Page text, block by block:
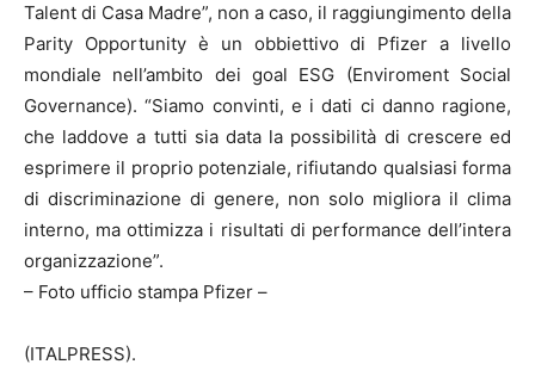
Talent di Casa Madre”, non a caso, il raggiungimento della
Parity Opportunity è un obbiettivo di Pfizer a livello
mondiale nell’ambito dei goal ESG (Enviroment Social
Governance). “Siamo convinti, e i dati ci danno ragione,
che laddove a tutti sia data la possibilità di crescere ed
esprimere il proprio potenziale, rifiutando qualsiasi forma
di discriminazione di genere, non solo migliora il clima
interno, ma ottimizza i risultati di performance dell’intera
organizzazione”.
– Foto ufficio stampa Pfizer –
(ITALPRESS).